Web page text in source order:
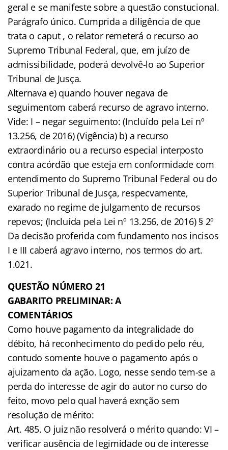
geral e se manifeste sobre a questão constucional.
Parágrafo único. Cumprida a diligência de que
trata o caput , o relator remeterá o recurso ao
Supremo Tribunal Federal, que, em juízo de
admissibilidade, poderá devolvê-lo ao Superior
Tribunal de Jusça.
Alternava e) quando houver negava de
seguimentom caberá recurso de agravo interno.
Vide: I – negar seguimento: (Incluído pela Lei nº
13.256, de 2016) (Vigência) b) a recurso
extraordinário ou a recurso especial interposto
contra acórdão que esteja em conformidade com
entendimento do Supremo Tribunal Federal ou do
Superior Tribunal de Jusça, respecvamente,
exarado no regime de julgamento de recursos
repevos; (Incluída pela Lei nº 13.256, de 2016) § 2º
Da decisão proferida com fundamento nos incisos
I e III caberá agravo interno, nos termos do art.
1.021.
QUESTÃO NÚMERO 21
GABARITO PRELIMINAR: A
COMENTÁRIOS
Como houve pagamento da integralidade do
débito, há reconhecimento do pedido pelo réu,
contudo somente houve o pagamento após o
ajuizamento da ação. Logo, nesse sendo tem-se a
perda do interesse de agir do autor no curso do
feito, movo pelo qual haverá exnção sem
resolução de mérito:
Art. 485. O juiz não resolverá o mérito quando: VI –
verificar ausência de legimidade ou de interesse